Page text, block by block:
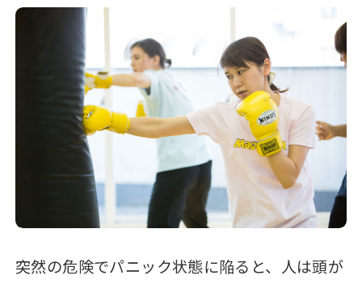
突然の危険でパニック状態に陥ると、人は頭が